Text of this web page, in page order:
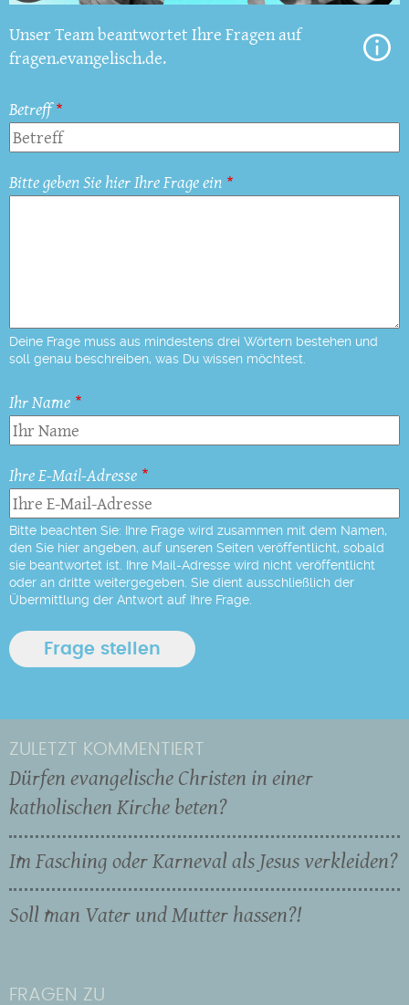
Unser Team beantwortet Ihre Fragen auf
fragen.evangelisch.de.
Betreff
Bitte geben Sie hier Ihre Frage ein
Deine Frage muss aus mindestens drei Wörtern bestehen und
soll genau beschreiben, was Du wissen möchtest.
Ihr Name
Ihre E-Mail-Adresse
Bitte beachten Sie: Ihre Frage wird zusammen mit dem Namen,
den Sie hier angeben, auf unseren Seiten veröffentlicht, sobald
sie beantwortet ist. Ihre Mail-Adresse wird nicht veröffentlicht
oder an dritte weitergegeben. Sie dient ausschließlich der
Übermittlung der Antwort auf Ihre Frage.
ZULETZT KOMMENTIERT
Dürfen evangelische Christen in einer
katholischen Kirche beten?
Im Fasching oder Karneval als Jesus verkleiden?
Soll man Vater und Mutter hassen?!
FRAGEN ZU